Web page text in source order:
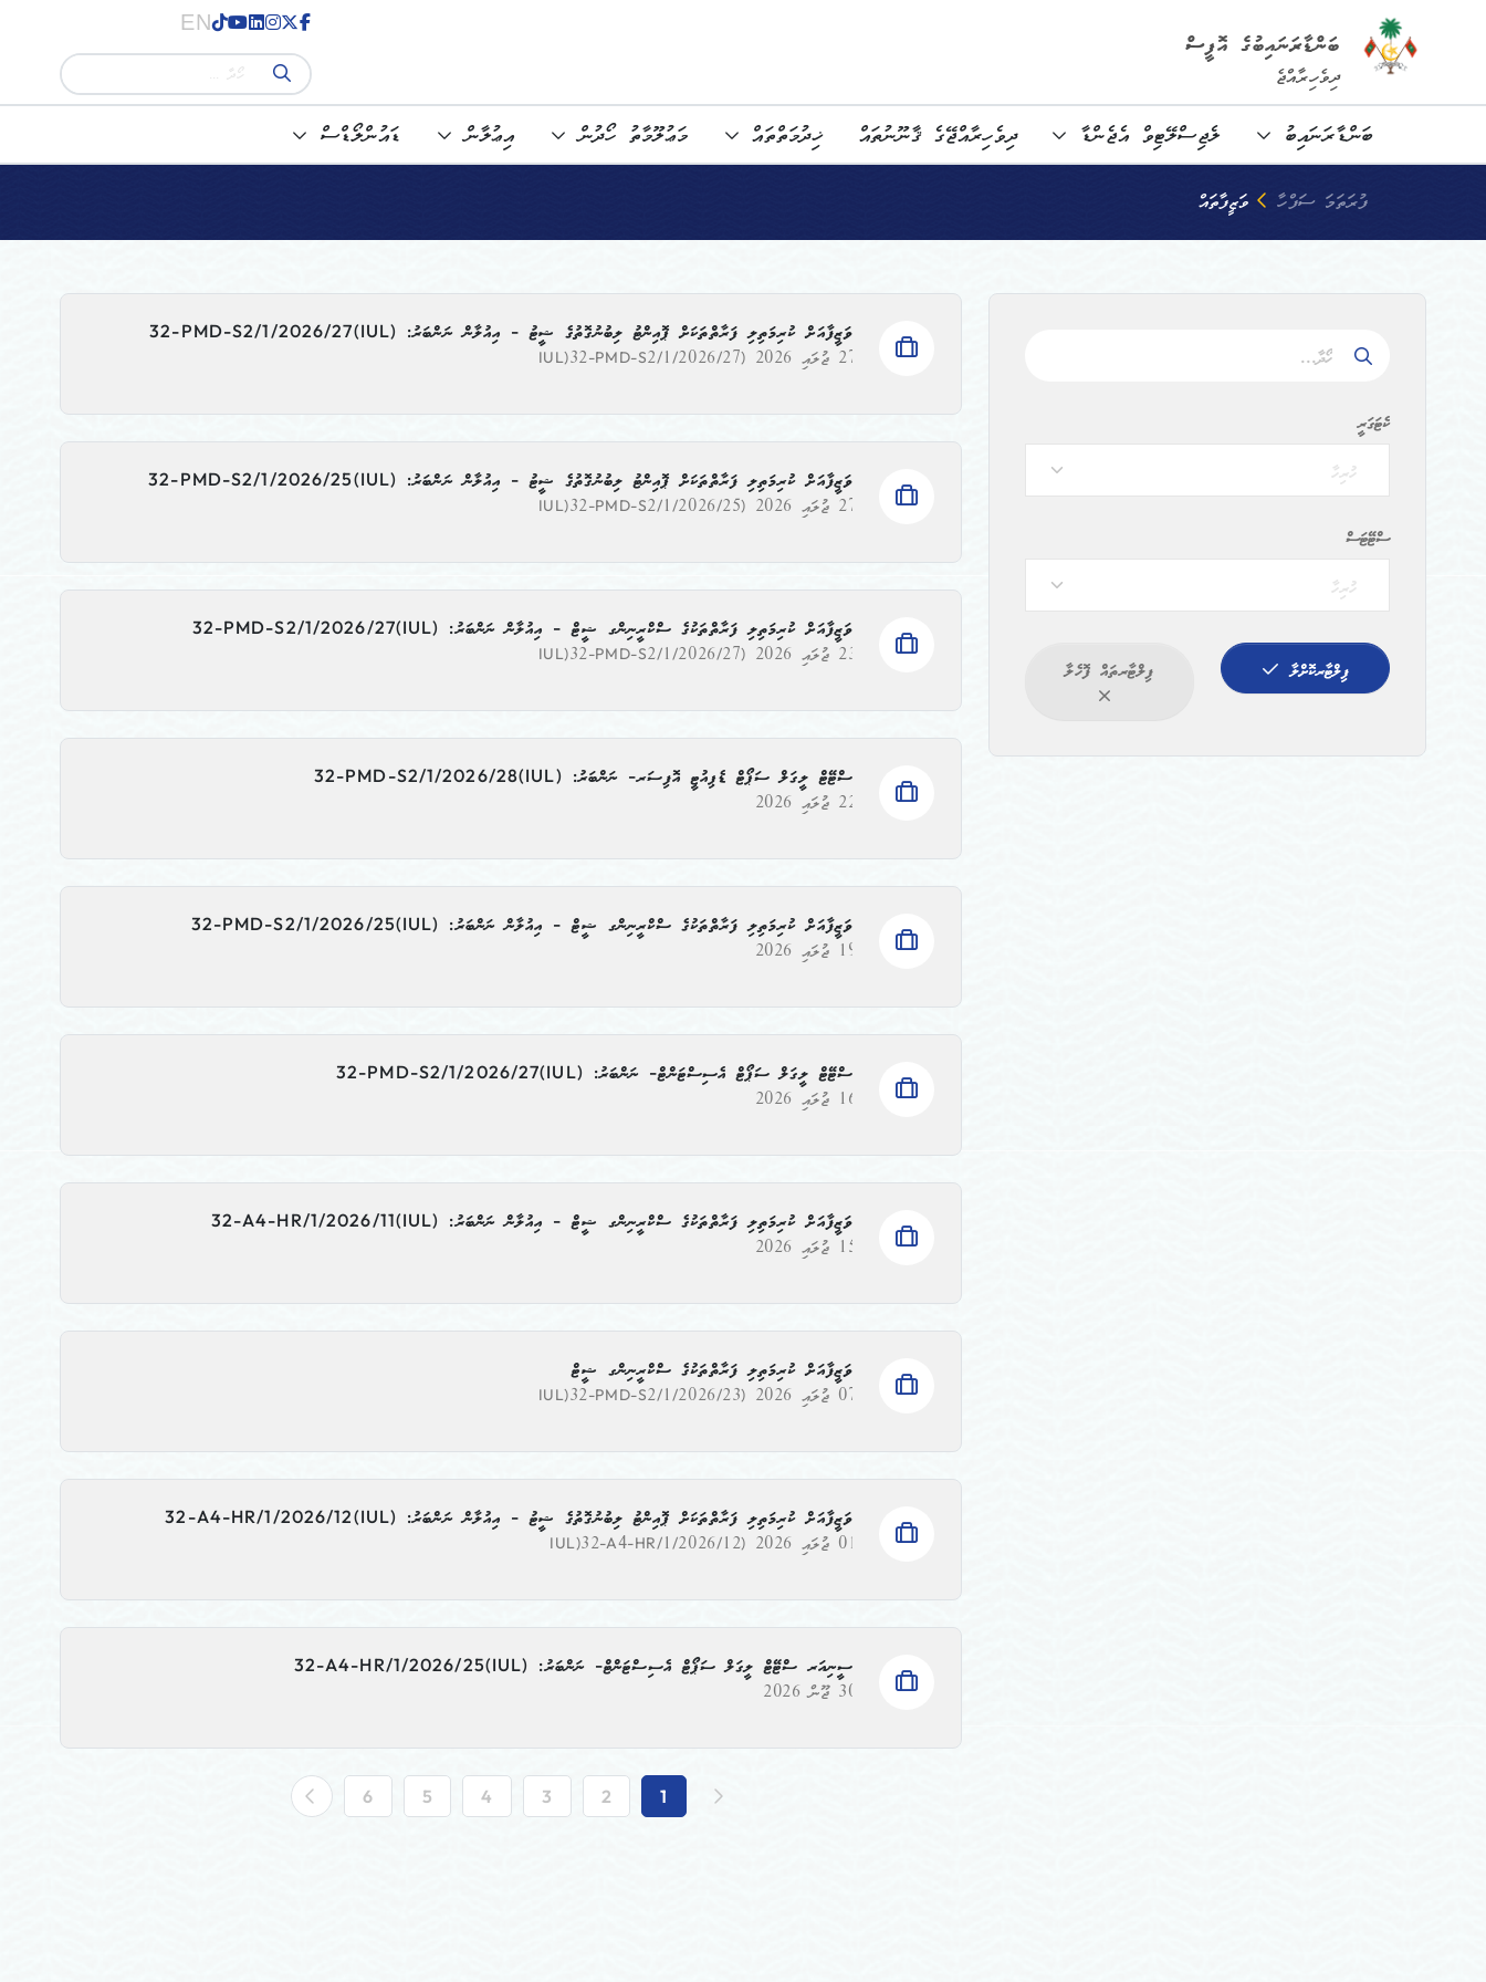
ބަންޑާރަނައިބުގެ އޮފީސް
ދިވެހިރާއްޖެ
EN
ބަންޑާރަނައިބު ލެޖިސްލޭޓިވް އެޖެންޑާ ދިވެހިރާއްޖޭގެ ޤާނޫނުތައް ޚިދުމަތްތައް މަޢުލޫމާތު ހޯދުން އިޢުލާން ޑައުންލޯޑްސް
ފުރަތަމަ ސަފްހާ ވަޒީފާތައް
ކެޓަގަރީ
ހުރިހާ
ސްޓޭޓަސް
ހުރިހާ
ފިލްޓާރކޮށްލާ ފިލްޓާރތައް ފޮހެލާ
ވަޒީފާއަށް ކުރިމަތިލި ފަރާތްތަކަށް ޕޮއިންޓު ލިބުނުގޮތުގެ ޝީޓު - އިއުލާން ނަންބަރު: (IUL)32-PMD-S2/1/2026/27
27 ޖުލައި 2026 (IUL)32-PMD-S2/1/2026/27
ވަޒީފާއަށް ކުރިމަތިލި ފަރާތްތަކަށް ޕޮއިންޓު ލިބުނުގޮތުގެ ޝީޓު - އިއުލާން ނަންބަރު: (IUL)32-PMD-S2/1/2026/25
27 ޖުލައި 2026 (IUL)32-PMD-S2/1/2026/25
ވަޒީފާއަށް ކުރިމަތިލި ފަރާތްތަކުގެ ސްކްރީނިންގ ޝީޓް - އިއުލާން ނަންބަރު: (IUL)32-PMD-S2/1/2026/27
23 ޖުލައި 2026 (IUL)32-PMD-S2/1/2026/27
ސްޓޭޓް ލީގަލް ސަޕޯޓް ޑެޕިއުޓީ އޮފިސަރ- ނަންބަރު: ‫‪‬‬(IUL)32-PMD-S2/1/2026/28
22 ޖުލައި 2026
ވަޒީފާއަށް ކުރިމަތިލި ފަރާތްތަކުގެ ސްކްރީނިންގ ޝީޓް - އިއުލާން ނަންބަރު: (IUL)32-PMD-S2/1/2026/25
19 ޖުލައި 2026
ސްޓޭޓް ލީގަލް ސަޕޯޓް އެސިސްޓަންޓް- ނަންބަރު: ‫‪‬‬(IUL)32-PMD-S2/1/2026/27
16 ޖުލައި 2026
ވަޒީފާއަށް ކުރިމަތިލި ފަރާތްތަކުގެ ސްކްރީނިންގ ޝީޓް - އިއުލާން ނަންބަރު: (IUL)32-A4-HR/1/2026/11
15 ޖުލައި 2026
ވަޒީފާއަށް ކުރިމަތިލި ފަރާތްތަކުގެ ސްކްރީނިންގ ޝީޓް
07 ޖުލައި 2026 (IUL)32-PMD-S2/1/2026/23
ވަޒީފާއަށް ކުރިމަތިލި ފަރާތްތަކަށް ޕޮއިންޓު ލިބުނުގޮތުގެ ޝީޓު - އިއުލާން ނަންބަރު: (IUL)32-A4-HR/1/2026/12
01 ޖުލައި 2026 (IUL)32-A4-HR/1/2026/12
ސީނިއަރ ސްޓޭޓް ލީގަލް ސަޕޯޓް އެސިސްޓަންޓް- ނަންބަރު: ‫‪‬‬(IUL)32-A4-HR/1/2026/25
30 ޖޫން 2026
1
2
3
4
5
6